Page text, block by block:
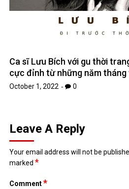
Ca sĩ Lưu Bích với gu thời
cực đỉnh từ những năm tháng
October 1, 2022 0
Leave A Reply
Your email address will not be
marked*
Comment*